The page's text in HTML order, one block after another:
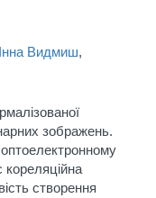
Інна Видмиш,
зображень.
створення